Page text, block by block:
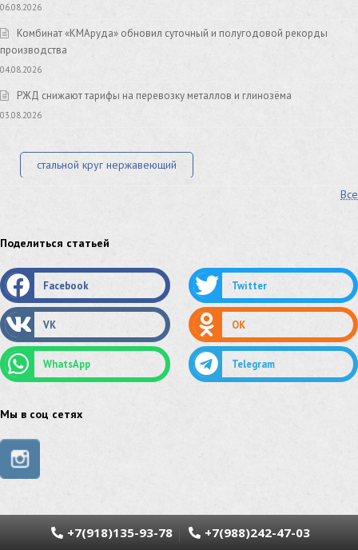
06.08.2026
Комбинат «КМАруда» обновил суточный и полугодовой рекорды
производства
04.08.2026
РЖД снижают тарифы на перевозку металлов и глинозёма
03.08.2026
стальной круг нержавеющий
труба оцинкованная труба нержавеющая
труба стальная сетка нержавеющая
сетка оцинкованная сетка стальная
сетка из нержавеющей стали
швеллер стальной
швеллер нержавеющий
уголок нержавеющий
Все
Поделиться статьей
Facebook Twitter
VK OK
WhatsApp Telegram
Мы в соц сетях
+7(918)135-93-78 +7(988)242-47-03